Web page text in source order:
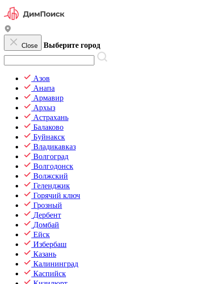
Close Выберите город
Азов
Анапа
Армавир
Архыз
Астрахань
Балаково
Буйнакск
Владикавказ
Волгоград
Волгодонск
Волжский
Геленджик
Горячий ключ
Грозный
Дербент
Домбай
Ейск
Избербаш
Казань
Калининград
Каспийск